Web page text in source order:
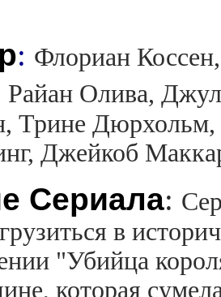
: Флориан
Райан Олива,
Трине
Джейкоб
Сериала:
в
"Убийца
которая